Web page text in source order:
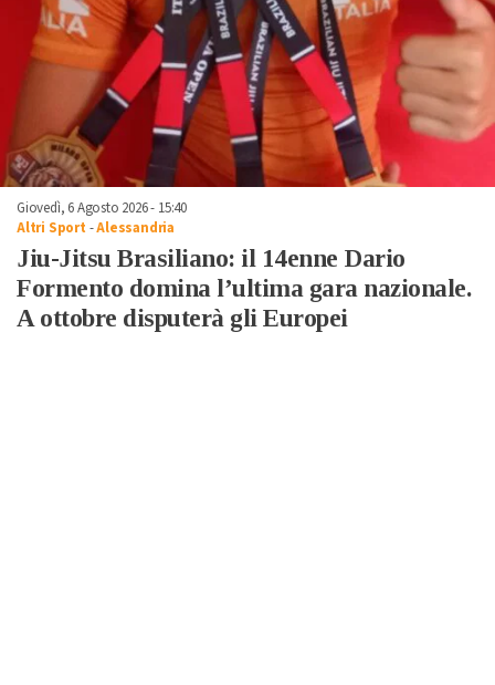
Giovedì, 6 Agosto 2026 - 15:40
Altri Sport -Alessandria
Jiu-Jitsu Brasiliano: il 14enne Dario
Formento domina l’ultima gara nazionale.
A ottobre disputerà gli Europei